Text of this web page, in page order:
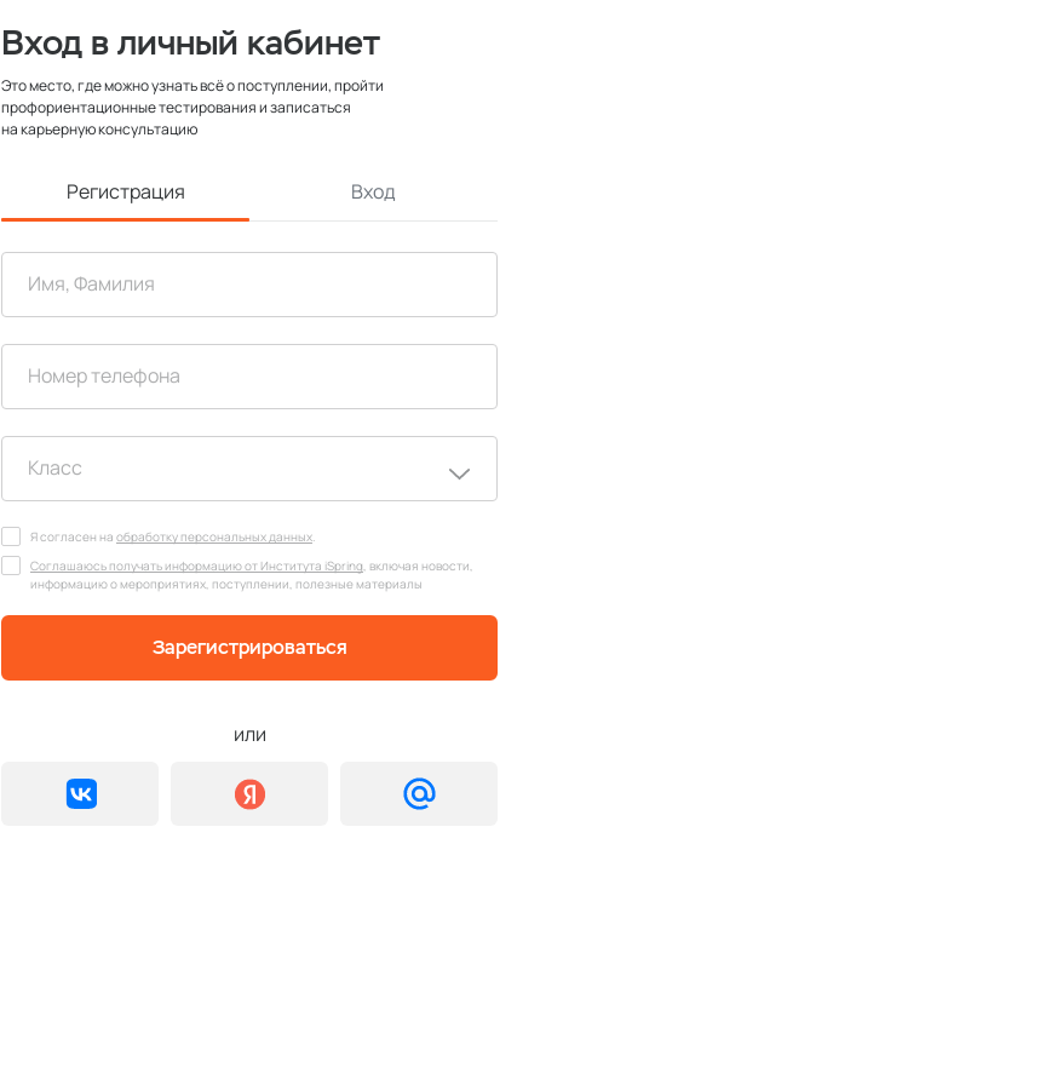
Вход в личный кабинет
Это место, где можно узнать всё о поступлении, пройти
профориентационные тестирования и записаться
на карьерную консультацию
Регистрация Вход
Я согласен на обработку персональных данных.
Соглашаюсь получать информацию от Института iSpring, включая новости,
информацию о мероприятиях, поступлении, полезные материалы
Зарегистрироваться
или